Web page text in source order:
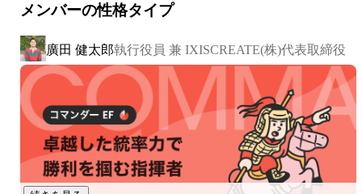
メンバーの性格タイプ
廣田 健太郎執行役員 兼 IXISCREATE(株)代表取締役